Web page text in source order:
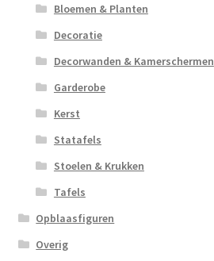
Bloemen & Planten
Decoratie
Decorwanden & Kamerschermen
Garderobe
Kerst
Statafels
Stoelen & Krukken
Tafels
Opblaasfiguren
Overig